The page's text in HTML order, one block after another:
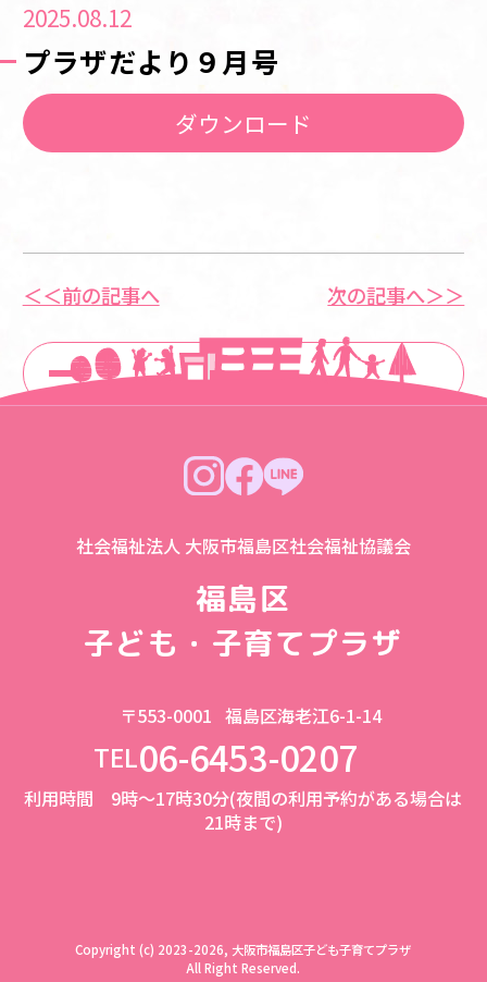
2025.08.12
プラザだより９月号
ダウンロード
＜＜前の記事へ
一覧に戻る
次の記事へ＞＞
社会福祉法人 大阪市福島区社会福祉協議会
福島区
子ども・子育てプラザ
〒553-0001 福島区海老江6-1-14
TEL06-6453-0207
利用時間 9時～17時30分(夜間の利用予約がある場合は
21時まで)
Copyright (c) 2023-2026, 大阪市福島区子ども子育てプラザ
All Right Reserved.